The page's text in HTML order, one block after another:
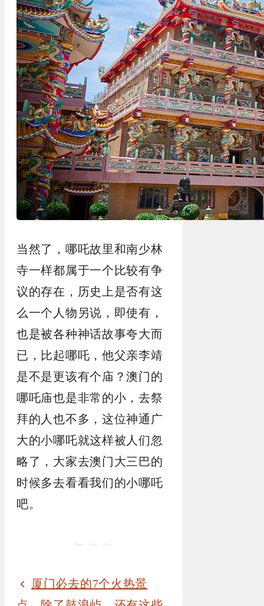
当然了，哪吒故里和南少林
寺一样都属于一个比较有争
议的存在，历史上是否有这
么一个人物另说，即使有，
也是被各种神话故事夸大而
已，比起哪吒，他父亲李靖
是不是更该有个庙？澳门的
哪吒庙也是非常的小，去祭
拜的人也不多，这位神通广
大的小哪吒就这样被人们忽
略了，大家去澳门大三巴的
时候多去看看我们的小哪吒
吧。
～～～
厦门必去的7个火热景